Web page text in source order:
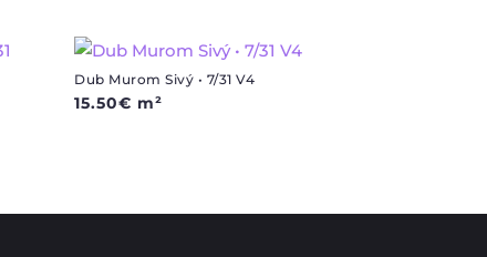
Dub Murom Sivý • 7/31 V4
15.50€ m²